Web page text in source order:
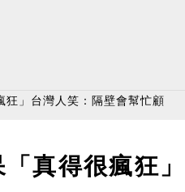
狂」台灣人笑：隔壁會幫忙顧
真得很瘋狂」